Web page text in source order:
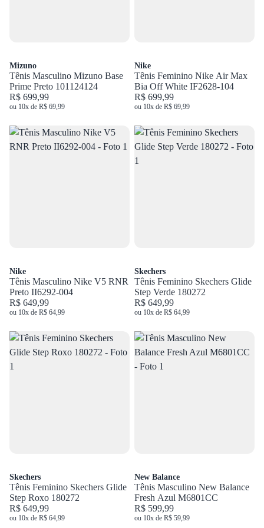
Mizuno
Tênis Masculino Mizuno Base
Prime Preto 101124124
R$ 699,99
ou 10x de R$ 69,99
Nike
Tênis Feminino Nike Air Max
Bia Off White IF2628-104
R$ 699,99
ou 10x de R$ 69,99
Nike
Tênis Masculino Nike V5 RNR
Preto II6292-004
R$ 649,99
ou 10x de R$ 64,99
Skechers
Tênis Feminino Skechers Glide
Step Verde 180272
R$ 649,99
ou 10x de R$ 64,99
Skechers
Tênis Feminino Skechers Glide
Step Roxo 180272
R$ 649,99
ou 10x de R$ 64,99
New Balance
Tênis Masculino New Balance
Fresh Azul M6801CC
R$ 599,99
ou 10x de R$ 59,99